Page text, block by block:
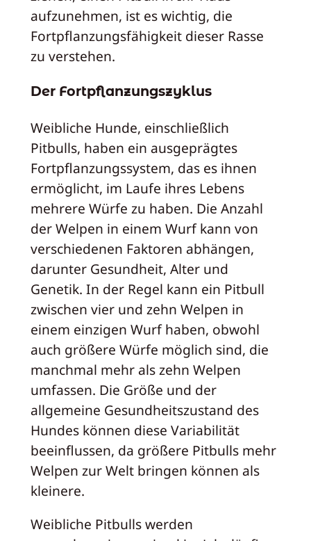
aufzunehmen, ist es wichtig, die
Fortpflanzungsfähigkeit dieser Rasse
zu verstehen.
Der Fortpflanzungszyklus
Weibliche Hunde, einschließlich
Pitbulls, haben ein ausgeprägtes
Fortpflanzungssystem, das es ihnen
ermöglicht, im Laufe ihres Lebens
mehrere Würfe zu haben. Die Anzahl
der Welpen in einem Wurf kann von
verschiedenen Faktoren abhängen,
darunter Gesundheit, Alter und
Genetik. In der Regel kann ein Pitbull
zwischen vier und zehn Welpen in
einem einzigen Wurf haben, obwohl
auch größere Würfe möglich sind, die
manchmal mehr als zehn Welpen
umfassen. Die Größe und der
allgemeine Gesundheitszustand des
Hundes können diese Variabilität
beeinflussen, da größere Pitbulls mehr
Welpen zur Welt bringen können als
kleinere.
Weibliche Pitbulls werden